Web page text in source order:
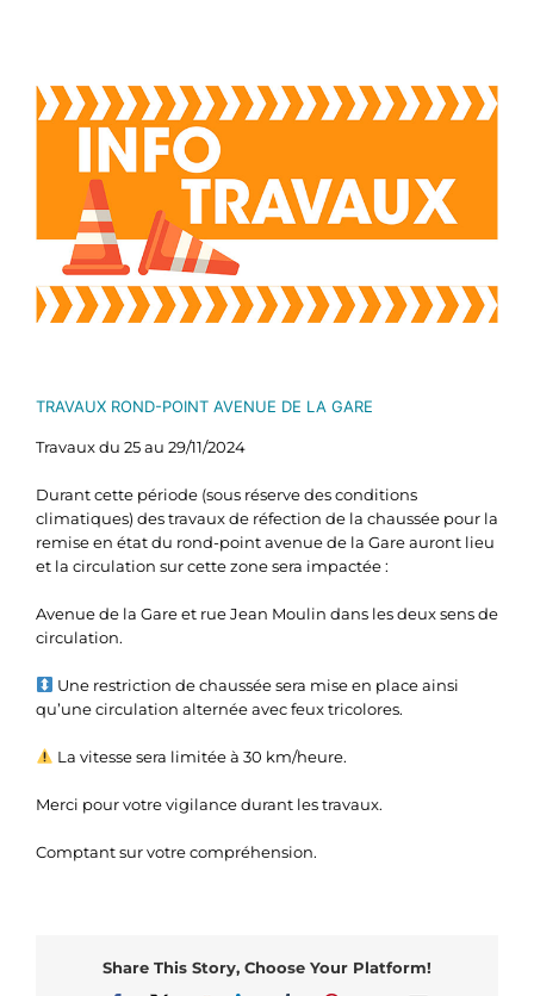
l'image
agrandie
TRAVAUX ROND-POINT AVENUE DE LA GARE
Travaux du 25 au 29/11/2024
Durant cette période (sous réserve des conditions
climatiques) des travaux de réfection de la chaussée pour la
remise en état du rond-point avenue de la Gare auront lieu
et la circulation sur cette zone sera impactée :
Avenue de la Gare et rue Jean Moulin dans les deux sens de
circulation.
Une restriction de chaussée sera mise en place ainsi
qu’une circulation alternée avec feux tricolores.
La vitesse sera limitée à 30 km/heure.
Merci pour votre vigilance durant les travaux.
Comptant sur votre compréhension.
Share This Story, Choose Your Platform!